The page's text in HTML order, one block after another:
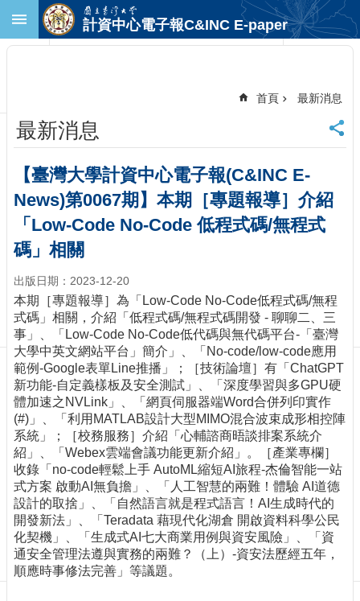
跳到主要內容區塊
首
頁
臺
大
首
頁
計
中
首
頁
聯
絡
資
訊
訂
閱/
取
消
網
站
導
覽
最
新
消
計資中心電子報C&INC E-paper
首頁 最新消息
最新消息
【臺灣大學計資中心電子報(C&INC E-
News)第0067期】本期［專題報導］介紹
「Low-Code No-Code 低程式碼/無程式
碼」相關
出版日期：2023-12-20
本期［專題報導］為「Low-Code No-Code低程式碼/無程
式碼」相關，介紹「低程式碼/無程式碼開發 - 聊聊二、三
事」、「Low-Code No-Code低代碼與無代碼平台-「臺灣
大學中英文網站平台」簡介」、「No-code/low-code應用
範例-Google表單Line推播」；［技術論壇］有「ChatGPT
新功能-自定義樣板及安全測試」、「深度學習與多GPU硬
體加速之NVLink」、「網頁伺服器端Word合併列印實作
(#)」、「利用MATLAB設計大型MIMO混合波束成形相控陣
系統」；［校務服務］介紹「心輔諮商晤談排案系統介
紹」、「Webex雲端會議功能更新介紹」。［產業專欄］
收錄「no-code輕鬆上手 AutoML縮短AI旅程-杰倫智能一站
式方案 啟動AI無負擔」、「人工智慧的兩難！體驗 AI道德
設計的取捨」、「自然語言就是程式語言！AI生成時代的
開發新法」、「Teradata 藉現代化湖倉 開啟資料科學公民
化契機」、「生成式AI七大商業用例與資安風險」、「資
通安全管理法遵與實務的兩難？（上）-資安法歷經五年，
順應時事修法完善」等議題。